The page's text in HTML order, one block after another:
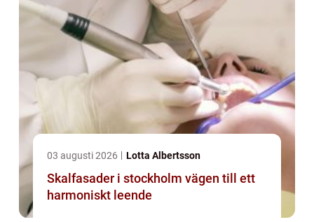
03 augusti 2026 Lotta Albertsson
Skalfasader i stockholm vägen till ett
harmoniskt leende